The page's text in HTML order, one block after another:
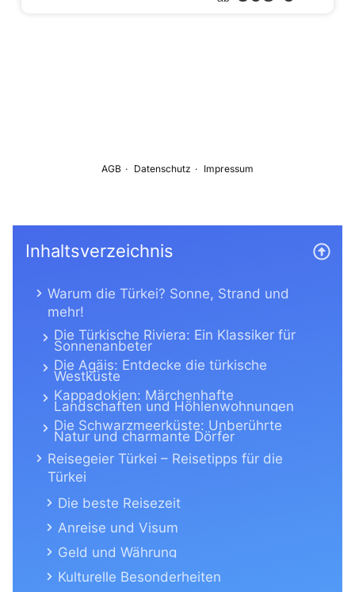
Inhaltsverzeichnis
Warum die Türkei? Sonne, Strand und
mehr!
Die Türkische Riviera: Ein Klassiker für
Sonnenanbeter
Die Ägäis: Entdecke die türkische
Westküste
Kappadokien: Märchenhafte
Landschaften und Höhlenwohnungen
Die Schwarzmeerküste: Unberührte
Natur und charmante Dörfer
Reisegeier Türkei – Reisetipps für die
Türkei
Die beste Reisezeit
Anreise und Visum
Geld und Währung
Kulturelle Besonderheiten